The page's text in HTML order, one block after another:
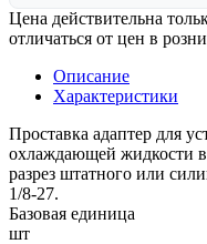
Цена действительна
отличаться от цен в
Описание
Характеристики
Проставка адаптер для
охлаждающей жидкости в
разрез штатного или
1/8-27.
Базовая единица
шт